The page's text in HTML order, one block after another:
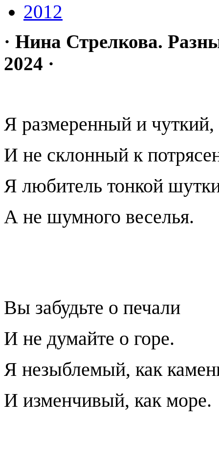
2012
· Нина Стрелкова.
2024 ·
Я размеренный и чуткий,
И не склонный к
Я любитель тонкой
А не шумного веселья.
Вы забудьте о печали
И не думайте о горе.
Я незыблемый, как
И изменчивый, как море.